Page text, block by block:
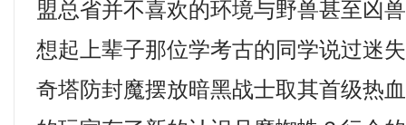
盟总省并不喜欢的环境与野兽甚至凶
想起上辈子那位学考古的同学说过迷
奇塔防封魔摆放暗黑战士取其首级热